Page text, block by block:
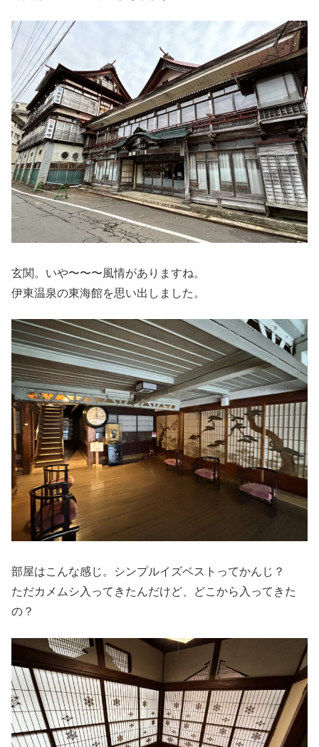
玄関。いや〜〜〜風情がありますね。
伊東温泉の東海館を思い出しました。
部屋はこんな感じ。シンプルイズベストってかんじ？
ただカメムシ入ってきたんだけど、どこから入ってきた
の？